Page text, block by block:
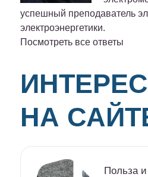
успешный преподаватель
электроэнергетики.
Посмотреть все ответы
НА
Польза